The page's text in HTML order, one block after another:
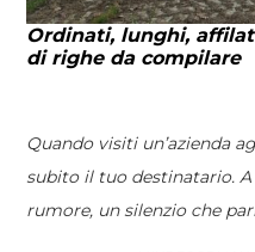
Ordinati, lunghi,
di righe da compilare
Quando visiti un’azienda
subito il tuo destinatario.
rumore, un silenzio che